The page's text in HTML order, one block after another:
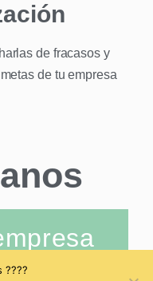
de fracasos y
de tu empresa
????